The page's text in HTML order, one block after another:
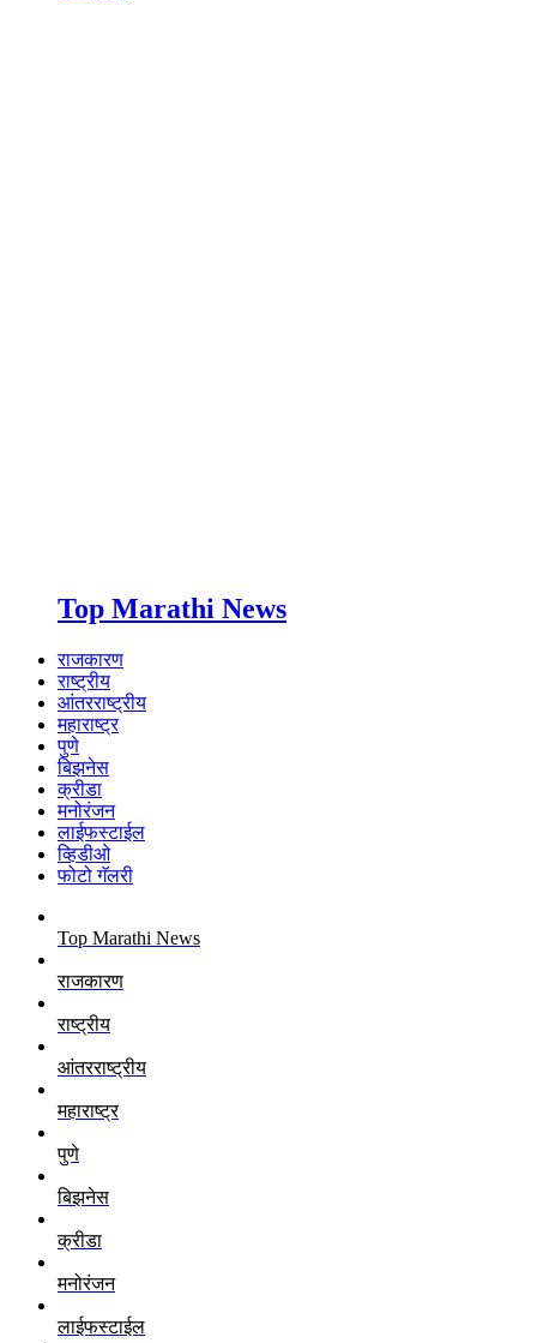
Top Marathi News
राजकारण
राष्ट्रीय
आंतरराष्ट्रीय
महाराष्ट्र
पुणे
बिझनेस
क्रीडा
मनोरंजन
लाईफस्टाईल
व्हिडीओ
फोटो गॅलरी
Top Marathi News
राजकारण
राष्ट्रीय
आंतरराष्ट्रीय
महाराष्ट्र
पुणे
बिझनेस
क्रीडा
मनोरंजन
लाईफस्टाईल